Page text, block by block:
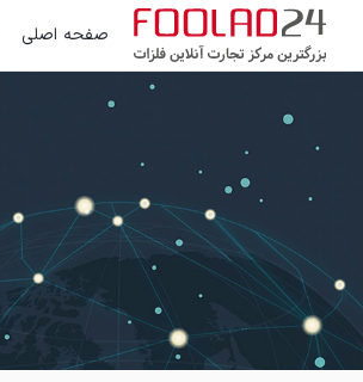
صفحه اصلی